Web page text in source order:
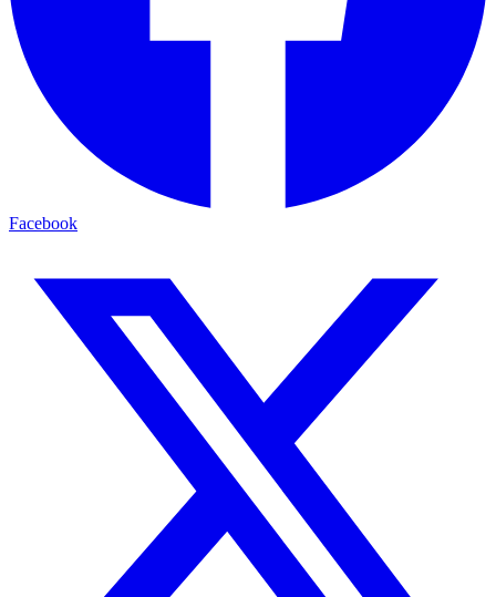
Facebook